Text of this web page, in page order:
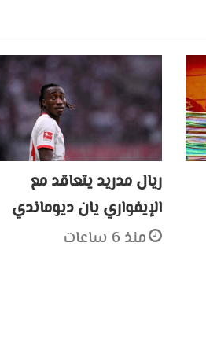
ريال مدريد يتعاقد مع
الإيفواري يان ديوماندي
منذ 6 ساعات